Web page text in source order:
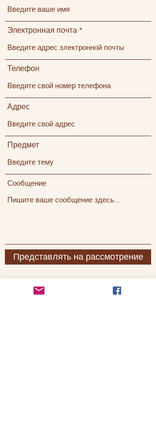
Электронная почта
Телефон
Адрес
Предмет
Сообщение
Представлять на рассмотрение